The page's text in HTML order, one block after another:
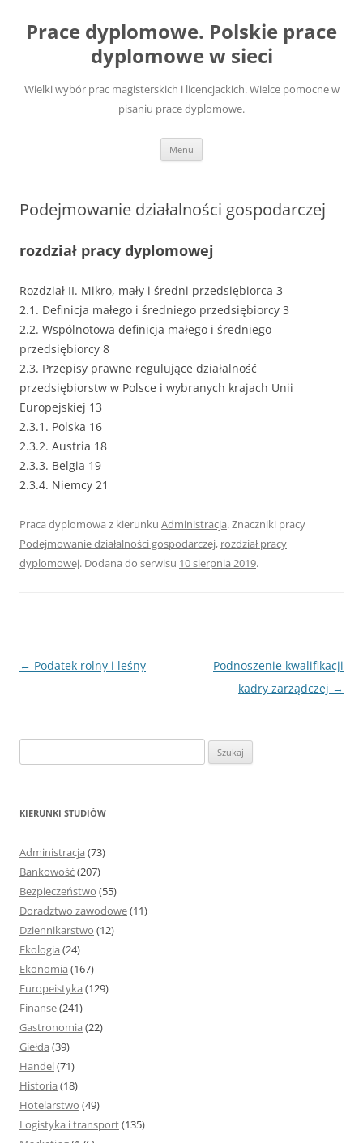
treści
Prace dyplomowe. Polskie prace
dyplomowe w sieci
Wielki wybór prac magisterskich i licencjackich. Wielce pomocne w
pisaniu prace dyplomowe.
Menu
Podejmowanie działalności gospodarczej
rozdział pracy dyplomowej
Rozdział II. Mikro, mały i średni przedsiębiorca 3
2.1. Definicja małego i średniego przedsiębiorcy 3
2.2. Wspólnotowa definicja małego i średniego
przedsiębiorcy 8
2.3. Przepisy prawne regulujące działalność
przedsiębiorstw w Polsce i wybranych krajach Unii
Europejskiej 13
2.3.1. Polska 16
2.3.2. Austria 18
2.3.3. Belgia 19
2.3.4. Niemcy 21
Praca dyplomowa z kierunku Administracja. Znaczniki pracy
Podejmowanie działalności gospodarczej, rozdział pracy
dyplomowej. Dodana do serwisu 10 sierpnia 2019.
Nawigacja
← Podatek rolny i leśny
Podnoszenie kwalifikacji
kadry zarządczej →
z
KIERUNKI STUDIÓW
Administracja (73)
Bankowość(207)
Bezpieczeństwo (55)
Doradztwo zawodowe(11)
Dziennikarstwo (12)
Ekologia (24)
Ekonomia (167)
Europeistyka (129)
Finanse(241)
Gastronomia (22)
Giełda (39)
Handel(71)
Historia (18)
Hotelarstwo (49)
Logistyka i transport(135)